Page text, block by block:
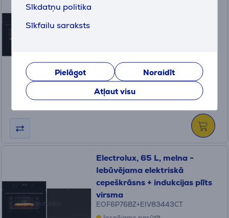
Sīkdatņu politika
Sīkfailu saraksts
Pielāgot
Noraidīt
Atļaut visu
Cena:
698.99 €
10 mēneši 70 €
Electrolux, 65 L, melna -
Iebūvējama elektriskā
cepeškrāsns + indukcijas plīts
virsma
EOF6P76BZ+EIV83443CT